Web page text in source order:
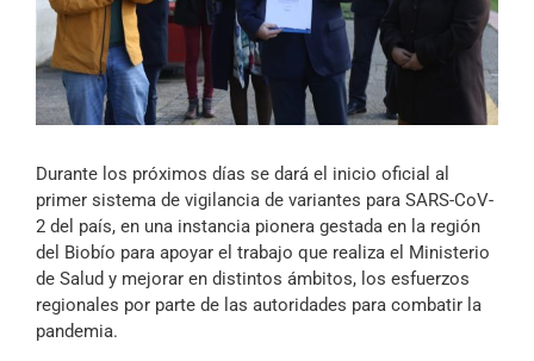
Música Clásica
Especiales
Archivo Sonoro
Durante los próximos días se dará el inicio oficial al
primer sistema de vigilancia de variantes para SARS-CoV-
2 del país, en una instancia pionera gestada en la región
del Biobío para apoyar el trabajo que realiza el Ministerio
de Salud y mejorar en distintos ámbitos, los esfuerzos
regionales por parte de las autoridades para combatir la
pandemia.